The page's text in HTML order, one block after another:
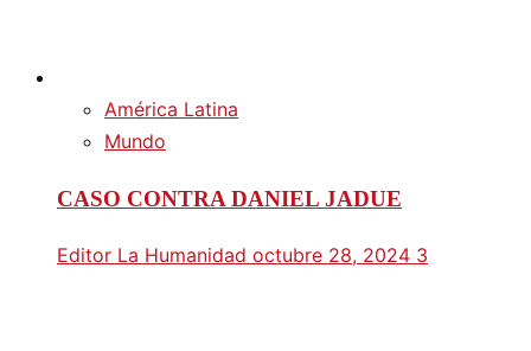
América Latina
Mundo
CASO CONTRA DANIEL JADUE
Editor La Humanidad octubre 28, 2024 3